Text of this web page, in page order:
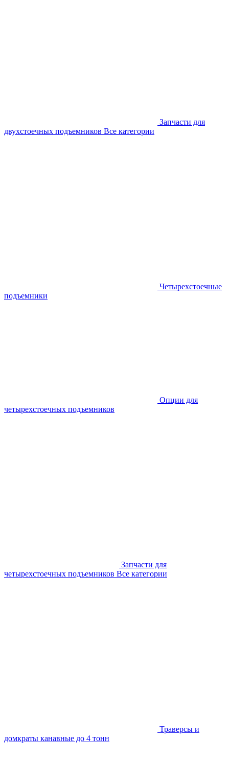
Запчасти для
двухстоечных подъемников Все категории
Четырехстоечные
подъемники
Опции для
четырехстоечных подъемников
Запчасти для
четырехстоечных подъемников Все категории
Траверсы и
домкраты канавные до 4 тонн